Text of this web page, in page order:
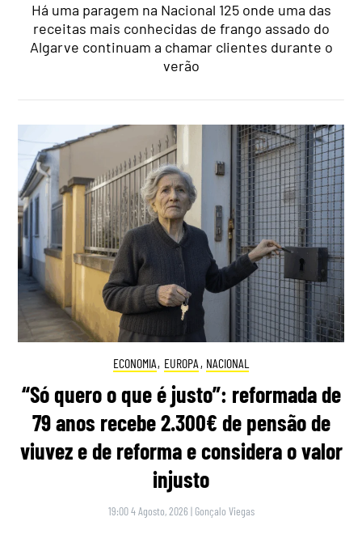
Há uma paragem na Nacional 125 onde uma das
receitas mais conhecidas de frango assado do
Algarve continuam a chamar clientes durante o
verão
ECONOMIA, EUROPA , NACIONAL
“Só quero o que é justo”: reformada de
79 anos recebe 2.300€ de pensão de
viuvez e de reforma e considera o valor
injusto
19:00 4 Agosto, 2026 | Gonçalo Viegas